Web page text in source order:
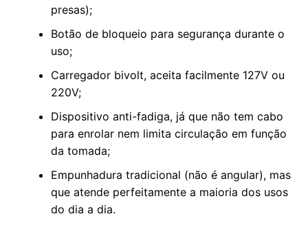
presas);
Botão de bloqueio para segurança durante o
uso;
Carregador bivolt, aceita facilmente 127V ou
220V;
Dispositivo anti-fadiga, já que não tem cabo
para enrolar nem limita circulação em função
da tomada;
Empunhadura tradicional (não é angular), mas
que atende perfeitamente a maioria dos usos
do dia a dia.